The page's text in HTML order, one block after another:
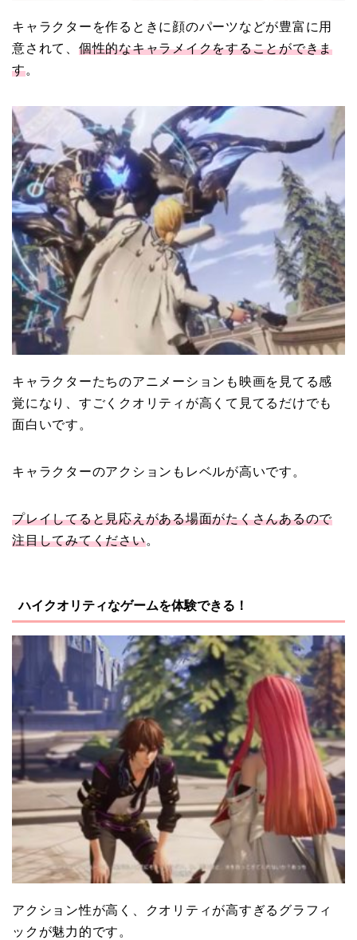
キャラクターを作るときに顔のパーツなどが豊富に用
意されて、 個性的なキャラメイクをすることができま
す。
キャラクターたちのアニメーションも映画を見てる感
覚になり、すごくクオリティが高くて見てるだけでも
面白いです。
キャラクターのアクションもレベルが高いです。
プレイしてると見応えがある場面がたくさんあるので
注目してみてください。
ハイクオリティなゲームを体験できる！
アクション性が高く、クオリティが高すぎるグラフィ
ックが魅力的です。